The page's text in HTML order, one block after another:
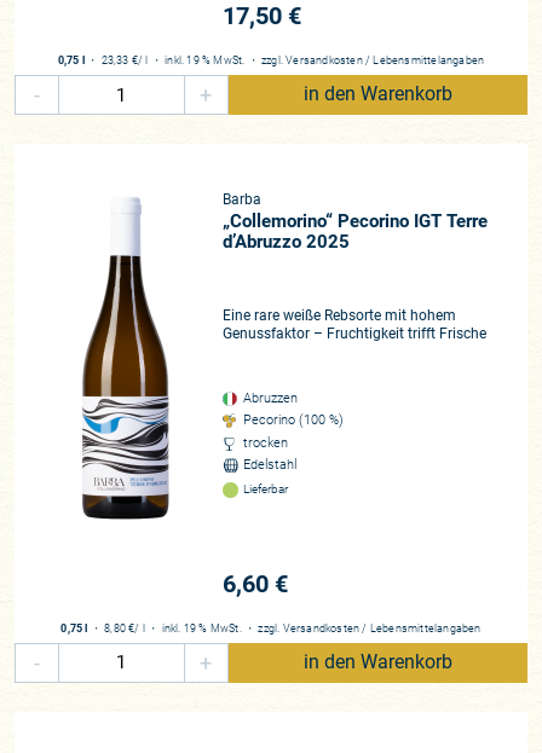
17,50 €
0,75 l ・ 23,33 €/ l ・inkl. 19 % MwSt. ・ zzgl.Versandkosten / Lebensmittelangaben
- + in den Warenkorb
Barba
„Collemorino“ Pecorino IGT Terre
d’Abruzzo 2025
Eine rare weiße Rebsorte mit hohem
Genussfaktor – Fruchtigkeit trifft Frische
Abruzzen
Pecorino (100 %)
trocken
Edelstahl
Lieferbar
6,60 €
0,75 l ・8,80 €/ l ・ inkl. 19 % MwSt. ・zzgl. Versandkosten / Lebensmittelangaben
- + in den Warenkorb